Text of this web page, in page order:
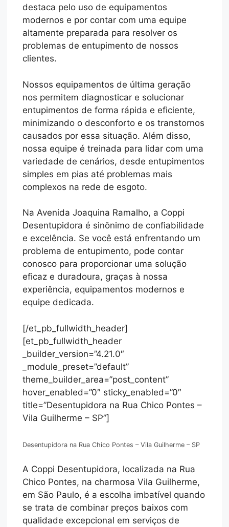
destaca pelo uso de equipamentos
modernos e por contar com uma equipe
altamente preparada para resolver os
problemas de entupimento de nossos
clientes.
Nossos equipamentos de última geração
nos permitem diagnosticar e solucionar
entupimentos de forma rápida e eficiente,
minimizando o desconforto e os transtornos
causados por essa situação. Além disso,
nossa equipe é treinada para lidar com uma
variedade de cenários, desde entupimentos
simples em pias até problemas mais
complexos na rede de esgoto.
Na Avenida Joaquina Ramalho, a Coppi
Desentupidora é sinônimo de confiabilidade
e excelência. Se você está enfrentando um
problema de entupimento, pode contar
conosco para proporcionar uma solução
eficaz e duradoura, graças à nossa
experiência, equipamentos modernos e
equipe dedicada.
[/et_pb_fullwidth_header]
[et_pb_fullwidth_header
_builder_version=”4.21.0″
_module_preset=”default”
theme_builder_area=”post_content”
hover_enabled=”0″ sticky_enabled=”0″
title=”Desentupidora na Rua Chico Pontes –
Vila Guilherme – SP”]
Desentupidora na Rua Chico Pontes – Vila Guilherme – SP
A Coppi Desentupidora, localizada na Rua
Chico Pontes, na charmosa Vila Guilherme,
em São Paulo, é a escolha imbatível quando
se trata de combinar preços baixos com
qualidade excepcional em serviços de